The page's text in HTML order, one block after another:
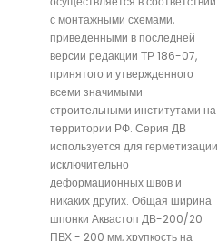
с монтажными схемами,
приведенными в последней
версии редакции ТР 186-07,
принятого и утвержденного
всеми значимыми
строительными институтами на
территории РФ. Серия ДВ
используется для герметизации
исключительно
деформационных швов и
никаких других. Общая ширина
шпонки Аквастоп ДВ-200/20
ПВХ - 200 мм, хрупкость на